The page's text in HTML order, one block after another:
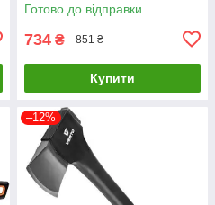
Готово до відправки
734 ₴ 851 ₴
Купити
–12%